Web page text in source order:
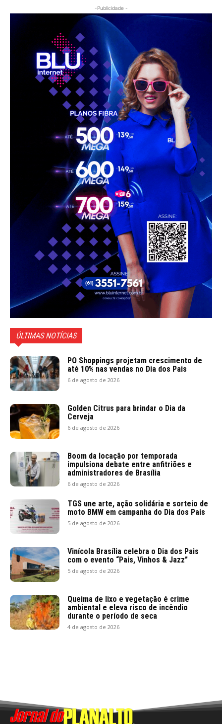
-Publicidade -
ÚLTIMAS NOTÍCIAS
PO Shoppings projetam crescimento de
até 10% nas vendas no Dia dos Pais
6 de agosto de 2026
Golden Citrus para brindar o Dia da
Cerveja
6 de agosto de 2026
Boom da locação por temporada
impulsiona debate entre anfitriões e
administradores de Brasília
6 de agosto de 2026
TGS une arte, ação solidária e sorteio de
moto BMW em campanha do Dia dos Pais
5 de agosto de 2026
Vinícola Brasília celebra o Dia dos Pais
com o evento “Pais, Vinhos & Jazz”
5 de agosto de 2026
Queima de lixo e vegetação é crime
ambiental e eleva risco de incêndio
durante o período de seca
4 de agosto de 2026